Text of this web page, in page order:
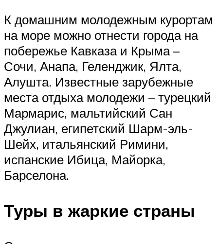
К домашним молодежным курортам
на море можно отнести города на
побережье Кавказа и Крыма –
Сочи, Анапа, Геленджик, Ялта,
Алушта. Известные зарубежные
места отдыха молодежи – турецкий
Мармарис, мальтийский Сан
Джулиан, египетский Шарм-эль-
Шейх, итальянский Римини,
испанские Ибица, Майорка,
Барселона.
Туры в жаркие страны